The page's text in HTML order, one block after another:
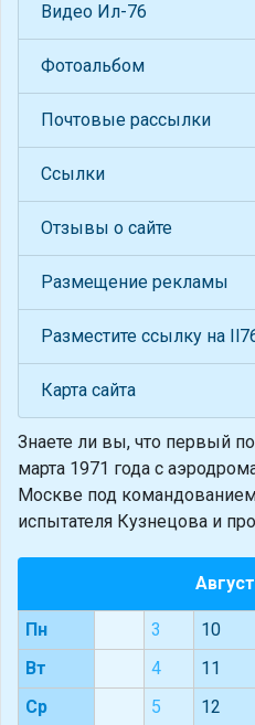
Видео Ил-76
Фотоальбом
Почтовые рассылки
Ссылки
Отзывы о сайте
Размещение рекламы
Разместите ссылку на
Карта сайта
Знаете ли вы, что первый
марта 1971 года с
Москве под
испытателя Кузнецова и
Пн 3 10
Вт
4 11
Ср
5 12